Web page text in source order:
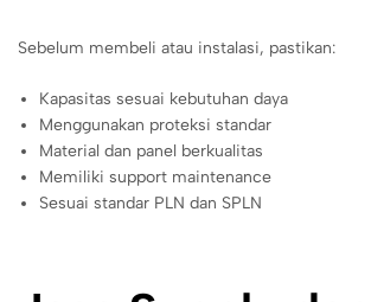
Sebelum membeli atau instalasi, pastikan:
Kapasitas sesuai kebutuhan daya
Menggunakan proteksi standar
Material dan panel berkualitas
Memiliki support maintenance
Sesuai standar PLN dan SPLN